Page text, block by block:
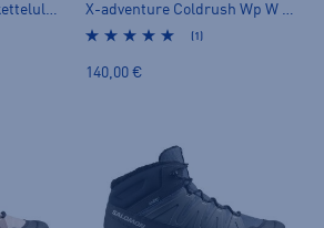
Force Multilayer - laskettelulasit
X-adventure Coldrush Wp W - talvivarsikengät
(1)
140,00 €